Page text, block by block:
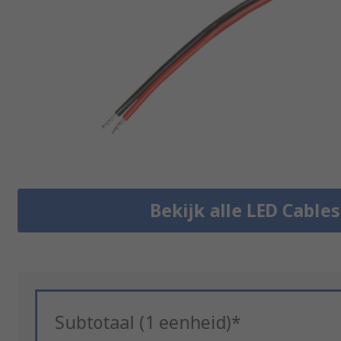
Bekijk alle LED Cables
Subtotaal (1 eenheid)*